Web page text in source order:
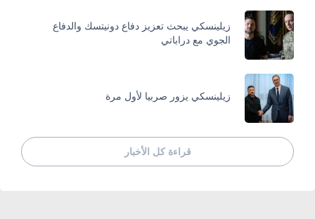
زيلينسكي يبحث تعزيز دفاع دونيتسك والدفاع
الجوي مع دراباتي
زيلينسكي يزور صربيا لأول مرة
قراءة كل الأخبار